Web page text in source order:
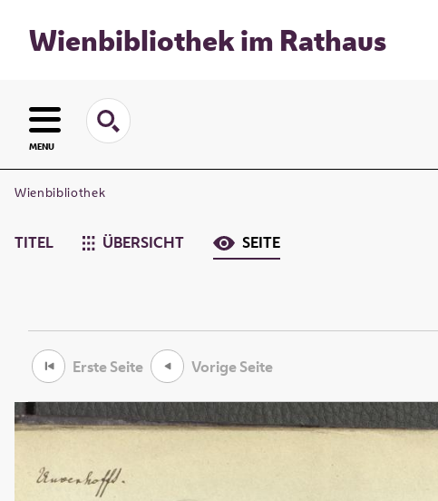
Wienbibliothek im Rathaus
MENU
Wienbibliothek
TITEL ÜBERSICHT SEITE
Erste Seite Vorige Seite